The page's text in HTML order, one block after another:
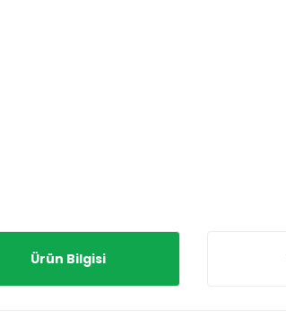
Ürün Bilgisi